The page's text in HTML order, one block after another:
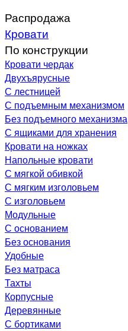
Распродажа
Кровати
По конструкции
Кровати чердак
Двухъярусные
С лестницей
С подъемным механизмом
Без подъемного механизма
С ящиками для хранения
Кровати на ножках
Напольные кровати
С мягкой обивкой
С мягким изголовьем
С изголовьем
Модульные
С основанием
Без основания
Удобные
Без матраса
Тахты
Корпусные
Деревянные
С бортиками